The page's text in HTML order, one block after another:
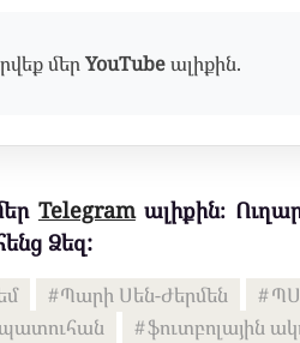
մերYouTubeալիքին.
Telegramալիքին։
Ձեզ:
Պարի Սեն-Ժերմեն
ֆուտբոլային